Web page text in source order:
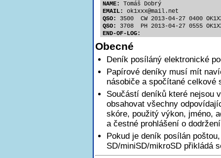
NAME:
Tomáš Dobrý
EMAIL:
ok1xxx@mail.net
QSO:
3500  CW 2013-04-27 0400
QSO:
3708  PH 2013-04-27 0555
END-OF-LOG:
Obecné
Deník posíláný elektronické
Papírové deníky musí mít
násobiče a spočítané celkové
Součástí deníků které nejsou
obsahovat všechny
skóre, použitý výkon, jméno,
a čestné prohlášení o
Pokud je deník posílán
SD/miniSD/mikroSD přikládá